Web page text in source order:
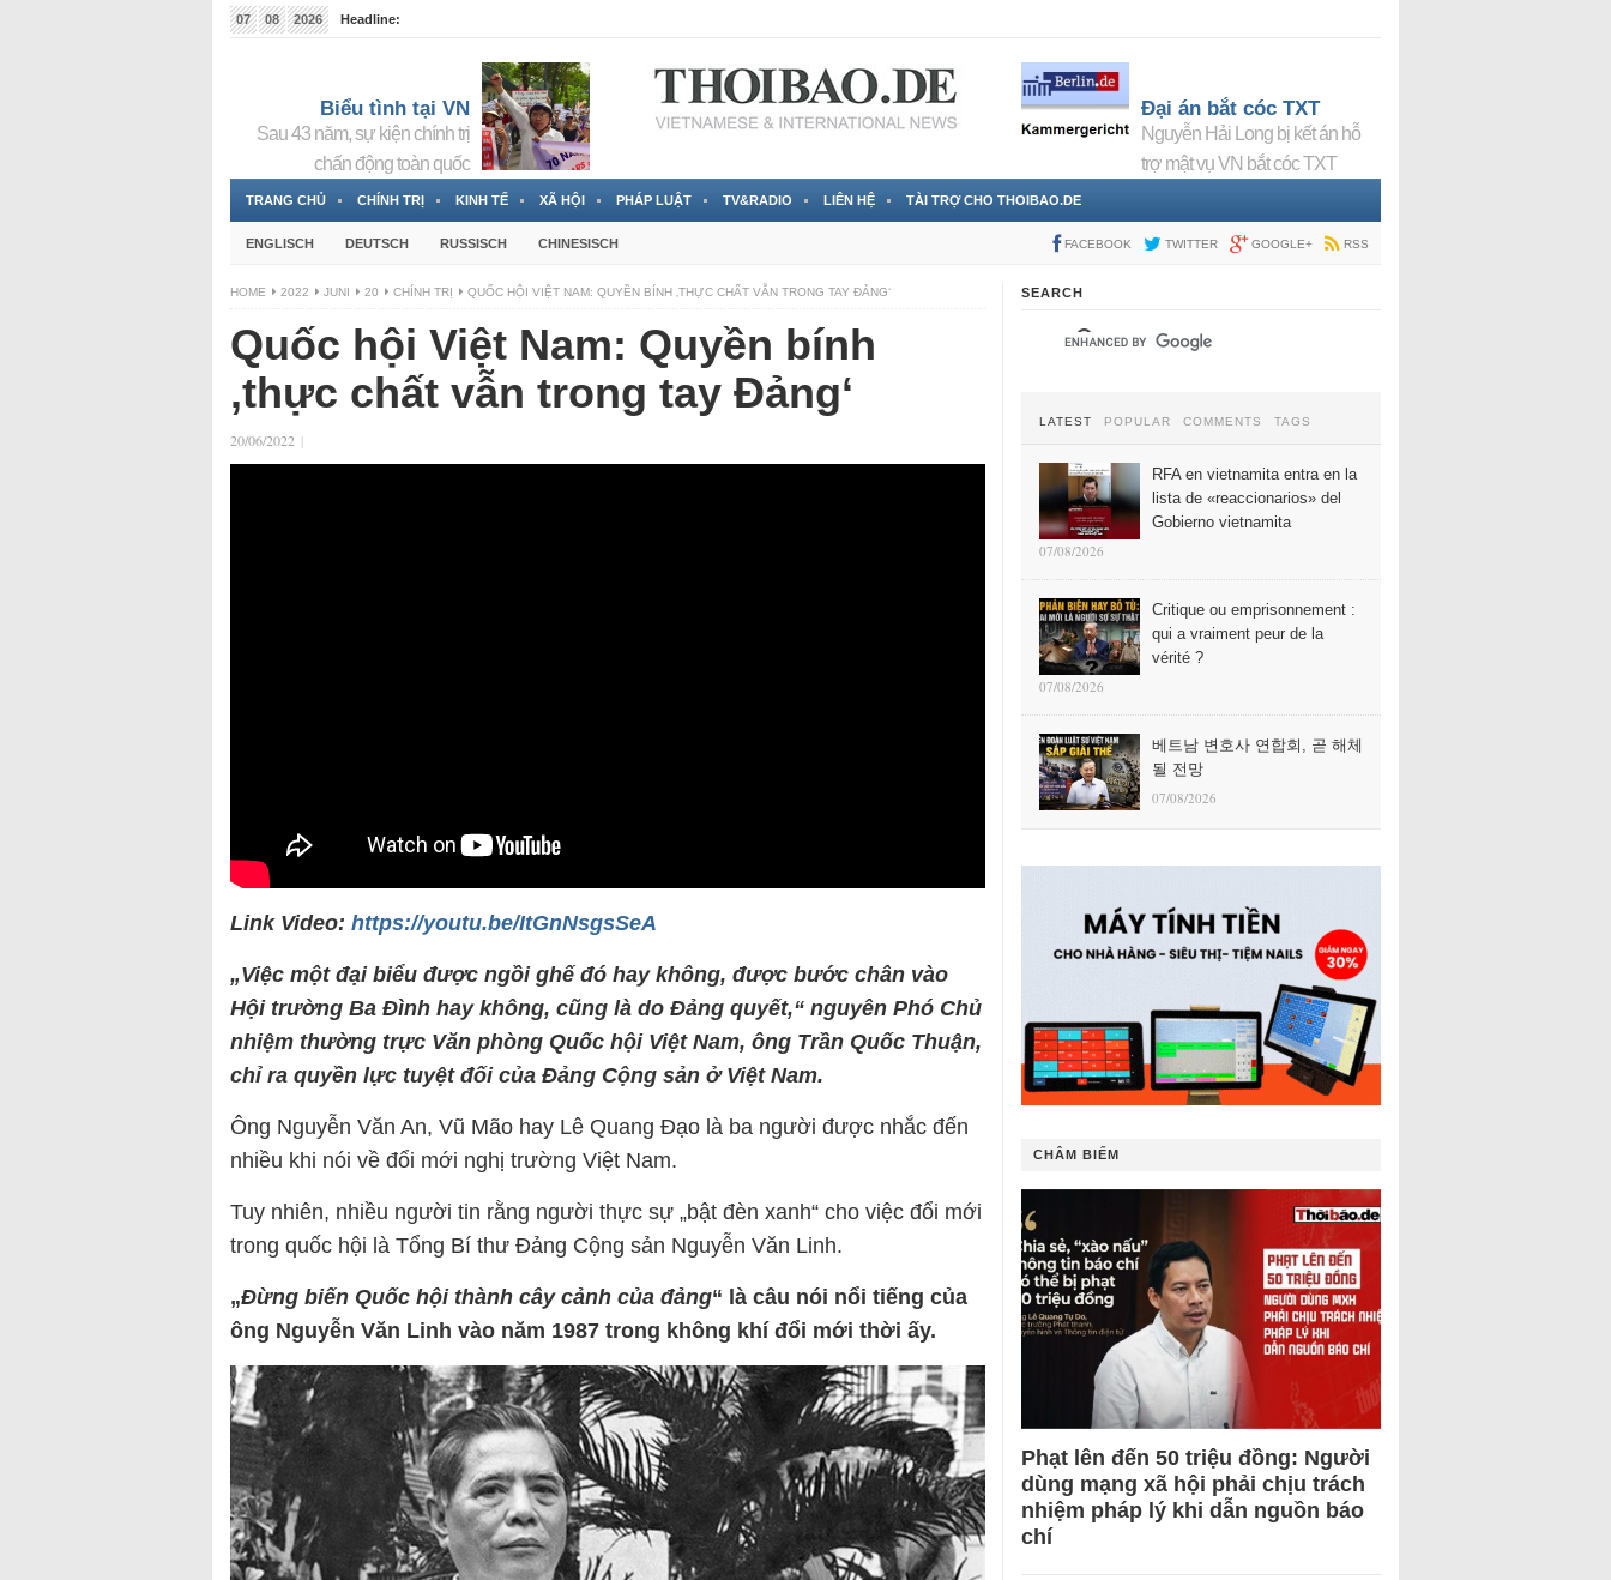
07 08 2026
Headline:
Biểu tình tại VN
Sau 43 năm, sự kiện chính trị
chấn động toàn quốc
Đại án bắt cóc TXT
Nguyễn Hải Long bị kết án hỗ
trợ mật vụ VN bắt cóc TXT
TRANG CHỦ CHÍNH TRỊ KINH TẾ XÃ HỘI PHÁP LUẬT TV&RADIO LIÊN HỆ TÀI TRỢ CHO THOIBAO.DE
ENGLISCH DEUTSCH RUSSISCH CHINESISCH FACEBOOK TWITTER GOOGLE+ RSS
HOME 2022 JUNI 20 CHÍNH TRỊ QUỐC HỘI VIỆT NAM: QUYỀN BÍNH ‚THỰC CHẤT VẪN TRONG TAY ĐẢNG‘
Quốc hội Việt Nam: Quyền bính
‚thực chất vẫn trong tay Đảng‘
20/06/2022 |
Link Video: https://youtu.be/ItGnNsgsSeA
„Việc một đại biểu được ngồi ghế đó hay không, được bước chân vào
Hội trường Ba Đình hay không, cũng là do Đảng quyết,“ nguyên Phó Chủ
nhiệm thường trực Văn phòng Quốc hội Việt Nam, ông Trần Quốc Thuận,
chỉ ra quyền lực tuyệt đối của Đảng Cộng sản ở Việt Nam.
Ông Nguyễn Văn An, Vũ Mão hay Lê Quang Đạo là ba người được nhắc đến
nhiều khi nói về đổi mới nghị trường Việt Nam.
Tuy nhiên, nhiều người tin rằng người thực sự „bật đèn xanh“ cho việc đổi mới
trong quốc hội là Tổng Bí thư Đảng Cộng sản Nguyễn Văn Linh.
„Đừng biến Quốc hội thành cây cảnh của đảng“ là câu nói nổi tiếng của
ông Nguyễn Văn Linh vào năm 1987 trong không khí đổi mới thời ấy.
SEARCH
LATEST POPULAR COMMENTS TAGS
RFA en vietnamita entra en la
lista de «reaccionarios» del
Gobierno vietnamita
07/08/2026
Critique ou emprisonnement :
qui a vraiment peur de la
vérité ?
07/08/2026
베트남 변호사 연합회, 곧 해체
될 전망
07/08/2026
CHÂM BIẾM
Phạt lên đến 50 triệu đồng: Người
dùng mạng xã hội phải chịu trách
nhiệm pháp lý khi dẫn nguồn báo
chí